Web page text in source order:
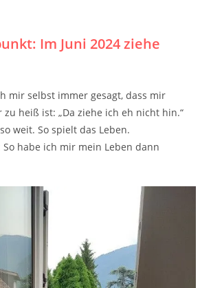
Im Juni 2024 ziehe
mir selbst immer gesagt, dass mir
zu heiß ist: „Da ziehe ich eh nicht hin.“
weit. So spielt das Leben.
So habe ich mir mein Leben dann